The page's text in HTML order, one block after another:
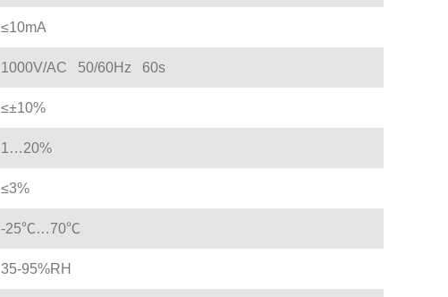
≤10mA
1000V/AC 50/60Hz 60s
≤±10%
1…20%
≤3%
-25℃…70℃
35-95%RH